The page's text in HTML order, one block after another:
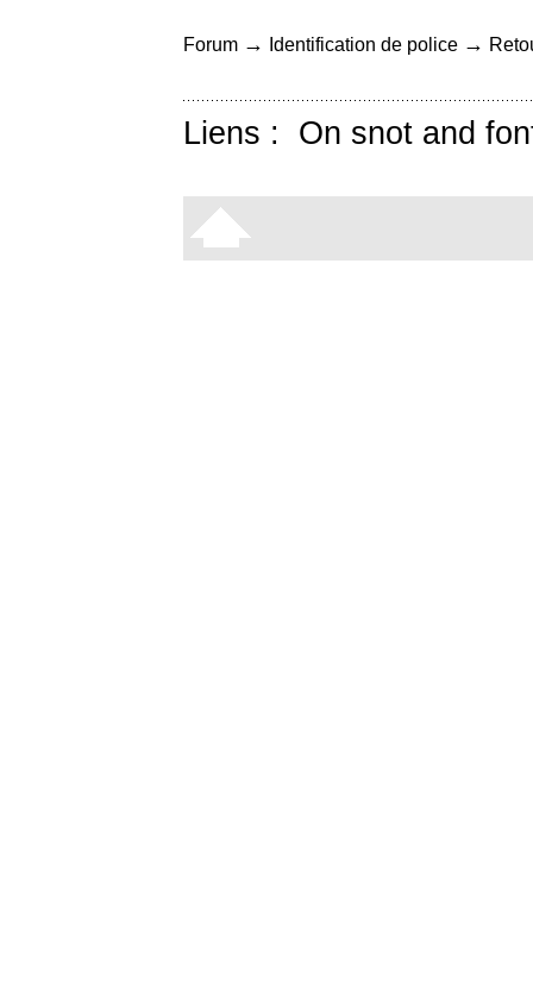
Forum → Identification de police →
Liens : On snot and